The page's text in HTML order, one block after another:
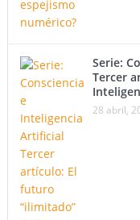
Serie:
Tercer
28 abril,